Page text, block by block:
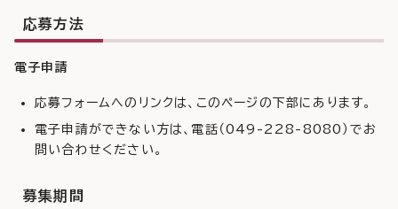
応募方法
電子申請
応募フォームへのリンクは、このページの下部にあります。
電子申請ができない方は、電話（049-228-8080）でお
問い合わせください。
募集期間